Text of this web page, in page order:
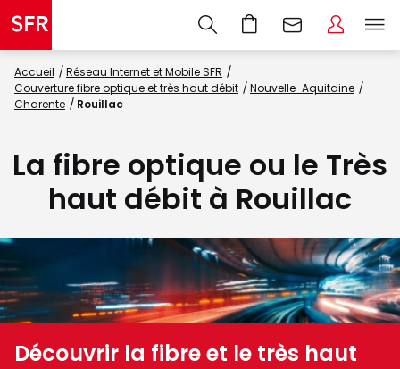
Accueil
Réseau Internet et Mobile SFR
Couverture fibre optique et très haut débit
Nouvelle-Aquitaine
Charente
Rouillac
La fibre optique ou le Très
haut débit à Rouillac
Découvrir la fibre et le très haut